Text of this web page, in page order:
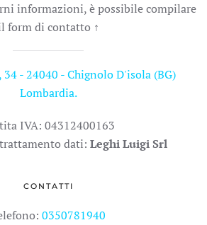
informazioni, è possibile compilare
form di contatto ↑
- 24040 - Chignolo D'isola (BG)
Lombardia.
IVA: 04312400163
dati: Leghi Luigi Srl
CONTATTI
0350781940